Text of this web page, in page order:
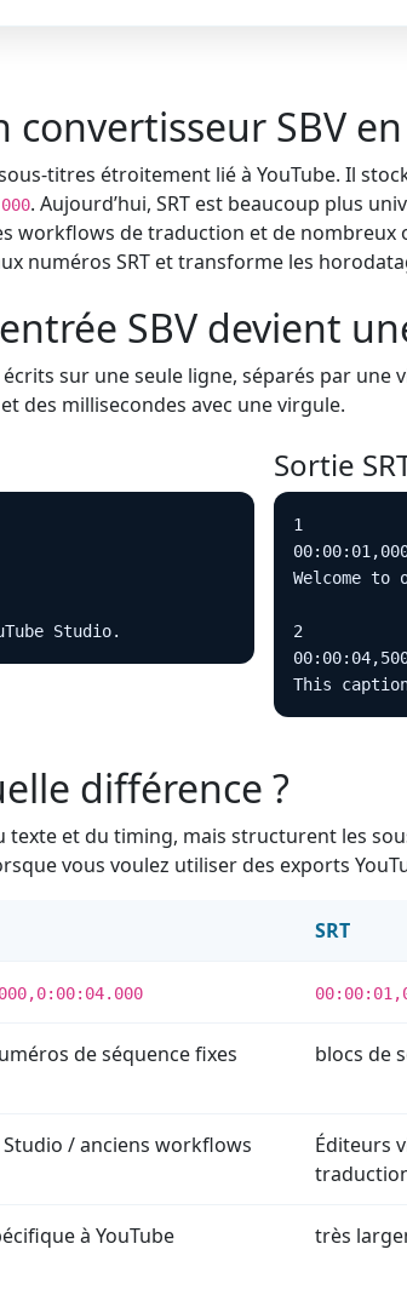
convertisseur SBV en
titres étroitement lié à YouTube. Il
. Aujourd’hui, SRT est beaucoup plus
workflows de traduction et de
numéros SRT et transforme les
SBV devient
sur une seule ligne, séparés par une
et des millisecondes avec une virgule.
Studio.
Sortie
1
Welcome to
2
This caption
différence ?
texte et du timing, mais structurent les
vous voulez utiliser des exports
SRT
de séquence fixes blocs de
Studio / anciens workflows
Éditeurs
à YouTube très